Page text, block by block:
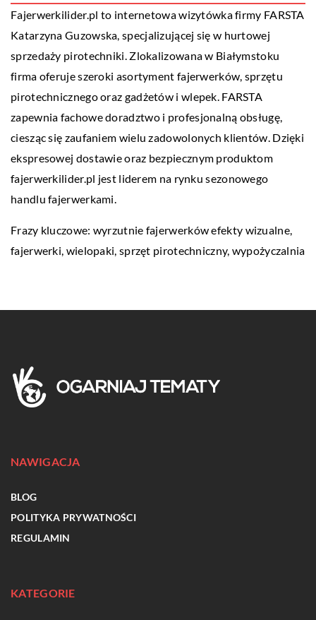
Fajerwerkilider.pl to internetowa wizytówka firmy FARSTA
Katarzyna Guzowska, specjalizującej się w hurtowej
sprzedaży pirotechniki. Zlokalizowana w Białymstoku
firma oferuje szeroki asortyment fajerwerków, sprzętu
pirotechnicznego oraz gadżetów i wlepek. FARSTA
zapewnia fachowe doradztwo i profesjonalną obsługę,
ciesząc się zaufaniem wielu zadowolonych klientów. Dzięki
ekspresowej dostawie oraz bezpiecznym produktom
fajerwerkilider.pl jest liderem na rynku sezonowego
handlu fajerwerkami.
Frazy kluczowe: wyrzutnie fajerwerków efekty wizualne,
fajerwerki, wielopaki, sprzęt pirotechniczny, wypożyczalnia
NAWIGACJA
BLOG
POLITYKA PRYWATNOŚCI
REGULAMIN
KATEGORIE